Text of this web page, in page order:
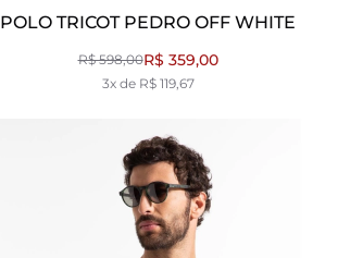
POLO TRICOT PEDRO OFF WHITE
R$ 598,00R$ 359,00
3x de R$ 119,67